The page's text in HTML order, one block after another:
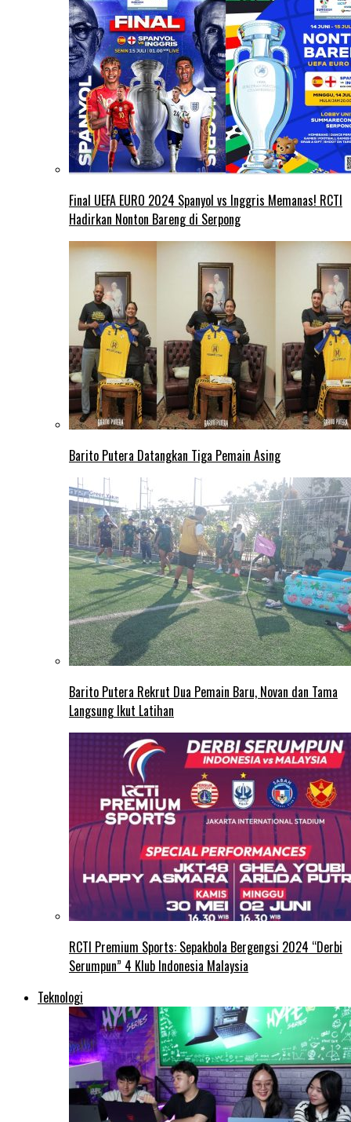
Final UEFA EURO 2024 Spanyol vs Inggris Memanas! RCTI
Hadirkan Nonton Bareng di Serpong
Barito Putera Datangkan Tiga Pemain Asing
Barito Putera Rekrut Dua Pemain Baru, Novan dan Tama
Langsung Ikut Latihan
RCTI Premium Sports: Sepakbola Bergengsi 2024 “Derbi
Serumpun” 4 Klub Indonesia Malaysia
Teknologi